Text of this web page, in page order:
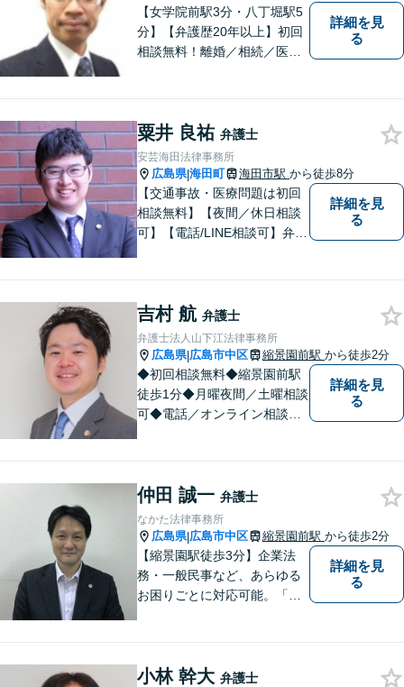
【女学院前駅3分・八丁堀駅5
分】【弁護歴20年以上】初回
相談無料！離婚／相続／医療
結果に納得いただけるよう尽
力します！【駐車場有】
詳細を見
る
粟井 良祐 弁護士
安芸海田法律事務所
広島県|海田町 海田市駅 から徒歩8分
【交通事故・医療問題は初回
相談無料】【夜間／休日相談
可】【電話/LINE相談可】弁護
ている方は、すぐに弁護士に
ご相談ください。【JR海田市
駅から徒歩9分】
詳細を見
る
吉村 航 弁護士
弁護士法人山下江法律事務所
広島県|広島市中区 縮景園前駅 から徒歩2分
◆初回相談無料◆縮景園前駅
徒歩1分◆月曜夜間／土曜相談
可◆電話／オンライン相談可
産、相続・遺言、交通事故な
ど
詳細を見
る
仲田 誠一 弁護士
なかた法律事務所
広島県|広島市中区 縮景園前駅 から徒歩2分
【縮景園駅徒歩3分】企業法
務・一般民事など、あらゆる
お困りごとに対応可能。「実
対応可】
詳細を見
る
小林 幹大 弁護士